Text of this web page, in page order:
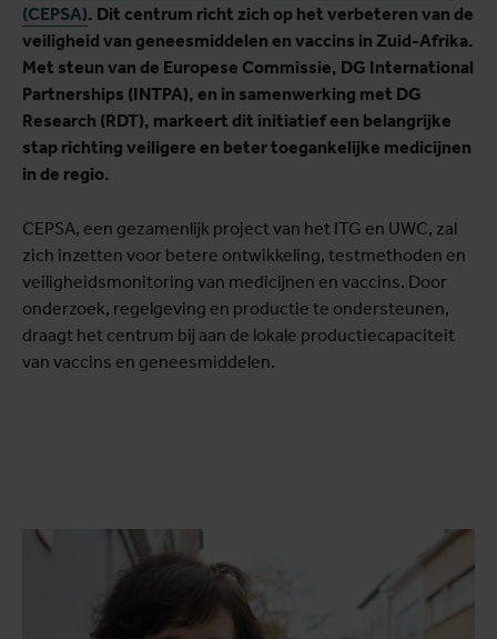
(CEPSA). Dit centrum richt zich op het verbeteren van de
veiligheid van geneesmiddelen en vaccins in Zuid-Afrika.
Met steun van de Europese Commissie, DG International
Partnerships (INTPA), en in samenwerking met DG
Research (RDT), markeert dit initiatief een belangrijke
stap richting veiligere en beter toegankelijke medicijnen
in de regio.
CEPSA, een gezamenlijk project van het ITG en UWC, zal
zich inzetten voor betere ontwikkeling, testmethoden en
veiligheidsmonitoring van medicijnen en vaccins. Door
onderzoek, regelgeving en productie te ondersteunen,
draagt het centrum bij aan de lokale productiecapaciteit
van vaccins en geneesmiddelen.